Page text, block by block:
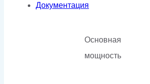
Документация
Основная
мощность